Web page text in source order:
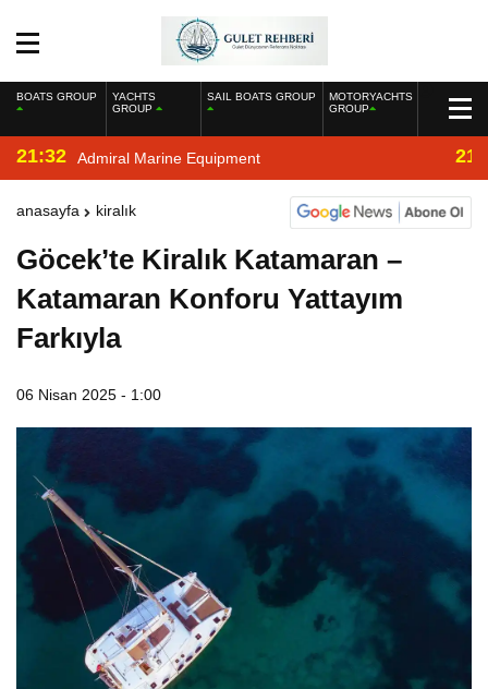
BOATS GROUP
YACHTS
GROUP
SAIL BOATS GROUP
MOTORYACHTS
GROUP
21:32 Admiral Marine Equipment
anasayfa kiralık
Göcek’te Kiralık Katamaran –
Katamaran Konforu Yattayım
Farkıyla
06 Nisan 2025 - 1:00